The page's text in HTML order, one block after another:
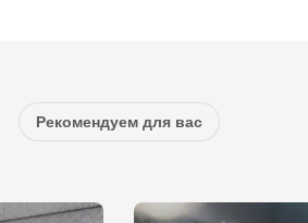
Рекомендуем для вас